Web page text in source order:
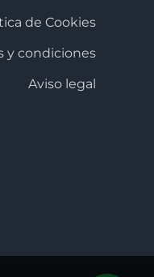
de Cookies
y condiciones
Aviso legal